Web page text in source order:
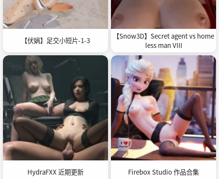
【伏娲】足交小短片-1-3
【Snow3D】Secret agent vs home
less man VIII
HydraFXX 近期更新 Firebox Studio 作品合集